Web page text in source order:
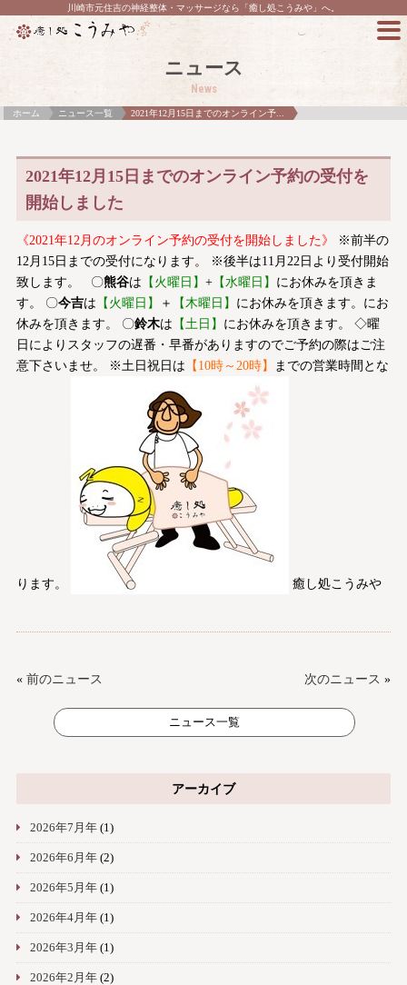
川崎市元住吉の神経整体・マッサージなら「癒し処こうみや」へ。
ニュース
News
ホーム ニュース一覧 2021年12月15日までのオンライン予...
2021年12月15日までのオンライン予約の受付を
開始しました
《2021年12月のオンライン予約の受付を開始しました》
※前半の
12月15日までの受付になります。 ※後半は11月22日より受付開始
致します。 〇熊谷は 【火曜日】 +【水曜日】 にお休みを頂きま
す。 〇今吉は 【火曜日】 ＋ 【木曜日】 にお休みを頂きます。にお
休みを頂きます。 〇鈴木は 【土日】 にお休みを頂きます。 ◇曜
日によりスタッフの遅番・早番がありますのでご予約の際はご注
意下さいませ。 ※土日祝日は 【10時～20時】 までの営業時間とな
ります。 癒し処こうみや
« 前のニュース 次のニュース »
ニュース一覧
アーカイブ
2026年7月年(1)
2026年6月年(2)
2026年5月年(1)
2026年4月年(1)
2026年3月年(1)
2026年2月年(2)